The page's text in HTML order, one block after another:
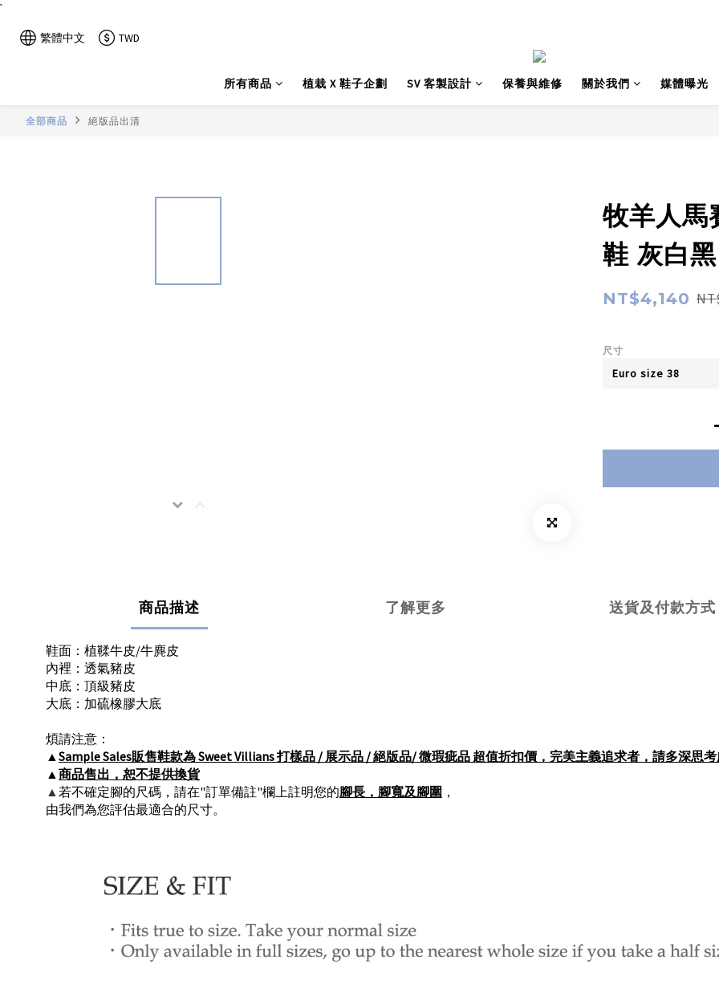
`
繁體中文 TWD
所有商品 植栽 X 鞋子企劃 SV 客製設計 保養與維修 關於我們 媒體曝光
全部商品 絕版品出清
牧羊人馬
鞋 灰白黑
NT$4,140
尺寸
商品描述 了解更多 送貨及付款方式
鞋面：植鞣牛皮/牛麂皮
內裡：透氣豬皮
中底：頂級豬皮
大底：加硫橡膠大底
煩請注意：
▲Sample Sales販售鞋款為 Sweet Villians 打樣品 / 展示品 / 絕版品/ 微瑕疵品 超值折扣價，完美主義追求者，請多深思
▲商品售出，恕不提供換貨
▲若不確定腳的尺碼，請在"訂單備註"欄上註明您的腳長，腳寬及腳圍 ，
由我們為您評估最適合的尺寸。